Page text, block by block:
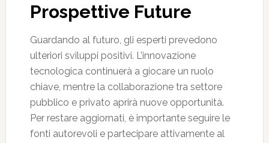
Prospettive Future
Guardando al futuro, gli esperti prevedono
ulteriori sviluppi positivi. L’innovazione
tecnologica continuerà a giocare un ruolo
chiave, mentre la collaborazione tra settore
pubblico e privato aprirà nuove opportunità.
Per restare aggiornati, è importante seguire le
fonti autorevoli e partecipare attivamente al